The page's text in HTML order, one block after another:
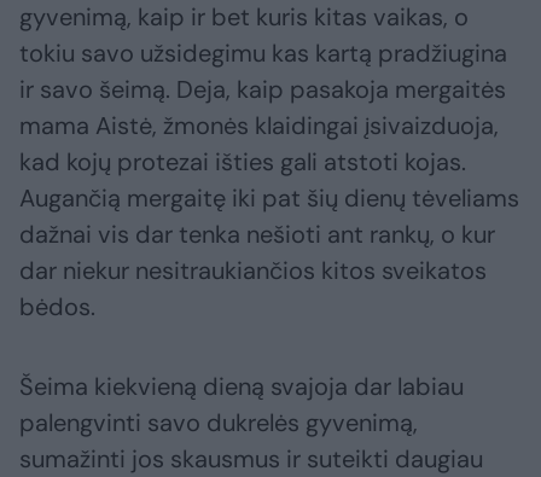
gyvenimą, kaip ir bet kuris kitas vaikas, o
tokiu savo užsidegimu kas kartą pradžiugina
ir savo šeimą. Deja, kaip pasakoja mergaitės
mama Aistė, žmonės klaidingai įsivaizduoja,
kad kojų protezai išties gali atstoti kojas.
Augančią mergaitę iki pat šių dienų tėveliams
dažnai vis dar tenka nešioti ant rankų, o kur
dar niekur nesitraukiančios kitos sveikatos
bėdos.
Šeima kiekvieną dieną svajoja dar labiau
palengvinti savo dukrelės gyvenimą,
sumažinti jos skausmus ir suteikti daugiau